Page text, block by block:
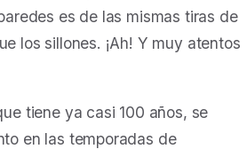
es de las mismas tiras de
los sillones. ¡Ah! Y muy atentos
tiene ya casi 100 años, se
en las temporadas de